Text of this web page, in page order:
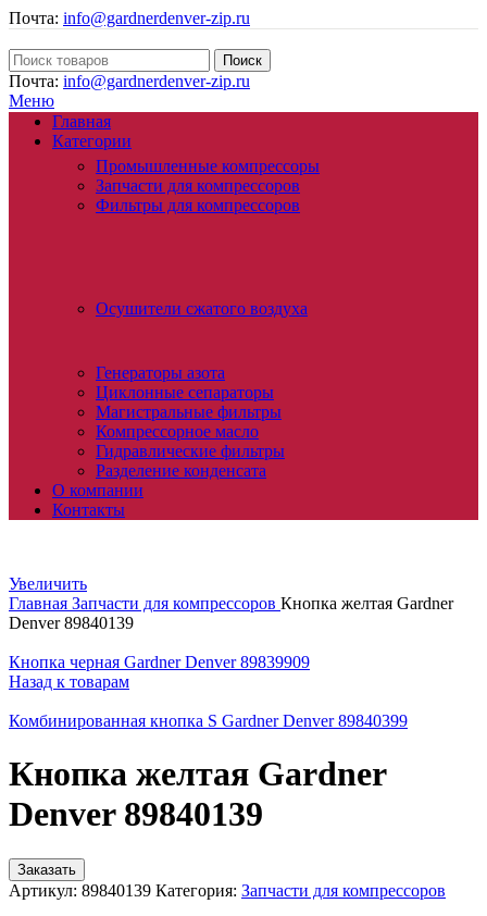
Почта: info@gardnerdenver-zip.ru
Поиск
Почта: info@gardnerdenver-zip.ru
Меню
Главная
Категории
Промышленные компрессоры
Запчасти для компрессоров
Фильтры для компрессоров
Осушители сжатого воздуха
Генераторы азота
Циклонные сепараторы
Магистральные фильтры
Компрессорное масло
Гидравлические фильтры
Разделение конденсата
О компании
Контакты
Увеличить
Главная Запчасти для компрессоров Кнопка желтая Gardner
Denver 89840139
Кнопка черная Gardner Denver 89839909
Назад к товарам
Комбинированная кнопка S Gardner Denver 89840399
Кнопка желтая Gardner
Denver 89840139
Заказать
Артикул: 89840139 Категория: Запчасти для компрессоров